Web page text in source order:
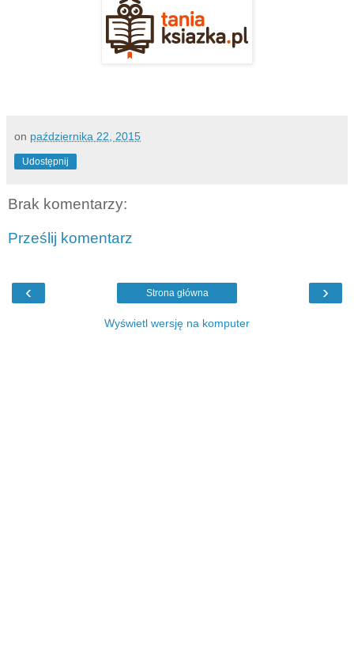
on października 22, 2015
Udostępnij
Brak komentarzy:
Prześlij komentarz
‹ ›
Strona główna
Wyświetl wersję na komputer